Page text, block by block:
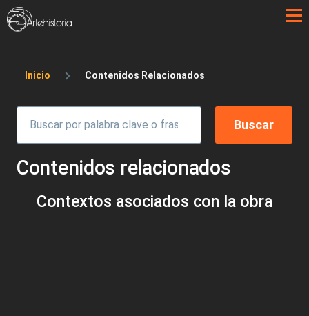
Pasar al contenido principal
Sobrescribir enlaces de ayuda a la
Inicio Contenidos Relacionados
Contenidos relacionados
Contextos asociados con la obra